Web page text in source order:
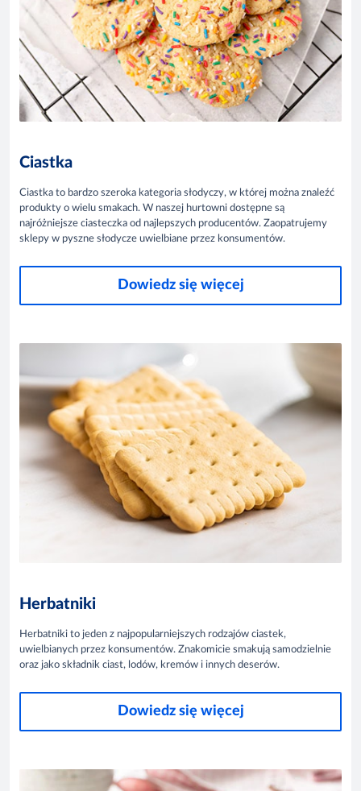
Ciastka
Ciastka to bardzo szeroka kategoria słodyczy, w której można znaleźć
produkty o wielu smakach. W naszej hurtowni dostępne są
najróżniejsze ciasteczka od najlepszych producentów. Zaopatrujemy
sklepy w pyszne słodycze uwielbiane przez konsumentów.
Dowiedz się więcej
Herbatniki
Herbatniki to jeden z najpopularniejszych rodzajów ciastek,
uwielbianych przez konsumentów. Znakomicie smakują samodzielnie
oraz jako składnik ciast, lodów, kremów i innych deserów.
Dowiedz się więcej